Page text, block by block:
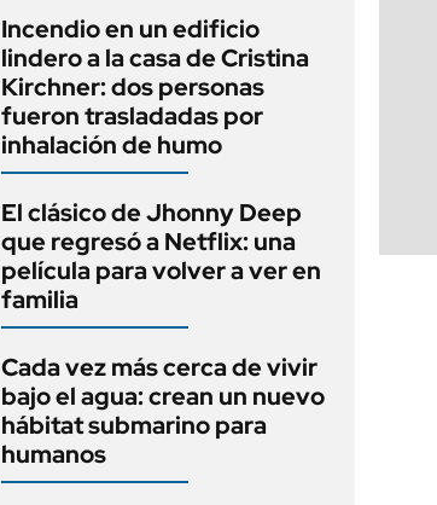
Incendio en un edificio
lindero a la casa de Cristina
Kirchner: dos personas
fueron trasladadas por
inhalación de humo
El clásico de Jhonny Deep
que regresó a Netflix: una
película para volver a ver en
familia
Cada vez más cerca de vivir
bajo el agua: crean un nuevo
hábitat submarino para
humanos